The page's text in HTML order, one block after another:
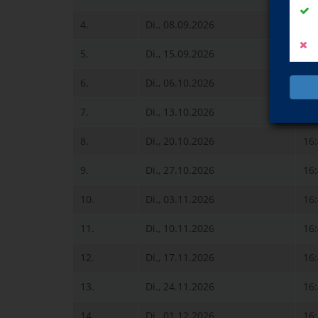
4. Di., 08.09.2026
5. Di., 15.09.2026
6. Di., 06.10.2026
7. Di., 13.10.2026
8. Di., 20.10.2026
9. Di., 27.10.2026
10. Di., 03.11.2026
11. Di., 10.11.2026
12. Di., 17.11.2026
13. Di., 24.11.2026